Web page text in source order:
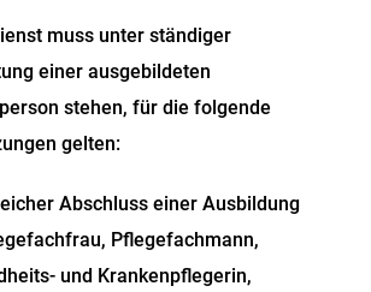
muss unter ständiger
einer ausgebildeten
stehen, für die folgende
gelten:
Abschluss einer Ausbildung
Pflegefachmann,
und Krankenpflegerin,